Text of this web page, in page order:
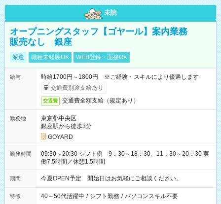
未読
オープニングスタッフ【ゴヤール】案内業務
販売なし 銀座
派遣 職種未経験OK WEB登録・面接OK
給与
時給1700円～1800円 ※ご経験・スキルにより優遇します
交通費別途支給あり
交通費 交通費全額支給（規定あり）
勤務地
東京都中央区
銀座駅から徒歩3分
GOYARD
勤務時間
09:30～20:30 シフト例 9：30～18：30、11：30～20：30 実
働7.5時間／休憩1.5時間
期間 今夏OPEN予定 開始日はお気軽にご相談ください。
特徴 40～50代活躍中 / シフト勤務 / パソコンスキル不要